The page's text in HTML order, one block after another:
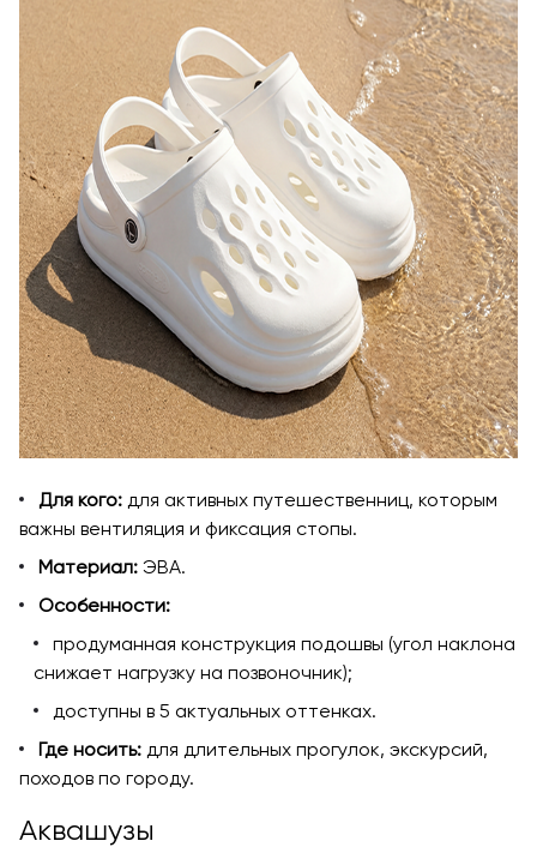
Для кого: для активных путешественниц, которым
важны вентиляция и фиксация стопы.
Материал: ЭВА.
Особенности:
продуманная конструкция подошвы (угол наклона
снижает нагрузку на позвоночник);
доступны в 5 актуальных оттенках.
Где носить: для длительных прогулок, экскурсий,
походов по городу.
Аквашузы